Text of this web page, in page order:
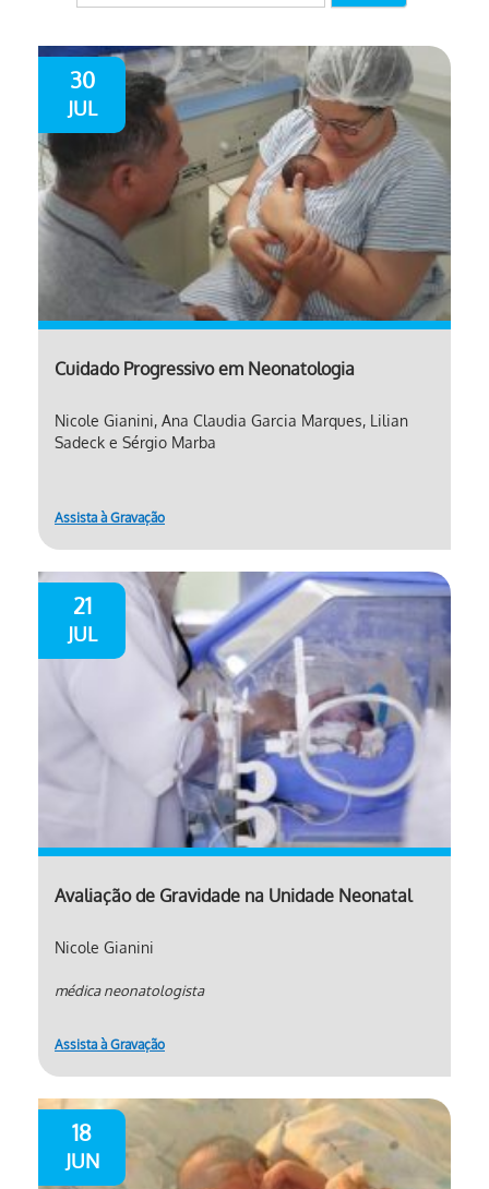
30
JUL
Cuidado Progressivo em Neonatologia
Nicole Gianini, Ana Claudia Garcia Marques, Lilian
Sadeck e Sérgio Marba
Assista à Gravação
21
JUL
Avaliação de Gravidade na Unidade Neonatal
Nicole Gianini
médica neonatologista
Assista à Gravação
18
JUN